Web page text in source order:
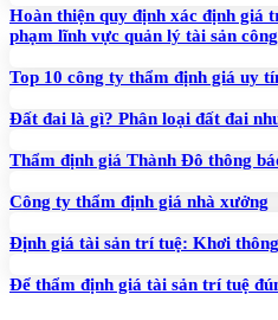
Hoàn thiện quy định xác định giá
phạm lĩnh vực quản lý tài sản công
Top 10 công ty thẩm định giá uy
Đất đai là gì? Phân loại đất đai
Thẩm định giá Thành Đô thông
Công ty thẩm định giá nhà xưởng
Định giá tài sản trí tuệ: Khơi
Để thẩm định giá tài sản trí tuệ